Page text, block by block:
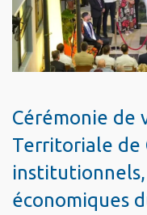
Cérémonie
Territoriale de
économiques